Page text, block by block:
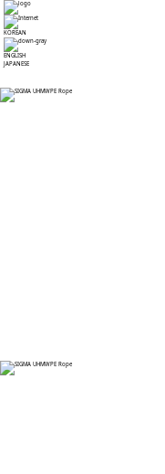
KOREAN
ENGLISH
JAPANESE